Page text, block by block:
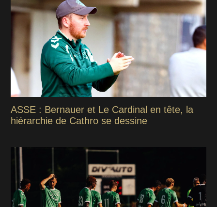
ASSE : Bernauer et Le Cardinal en tête, la
hiérarchie de Cathro se dessine